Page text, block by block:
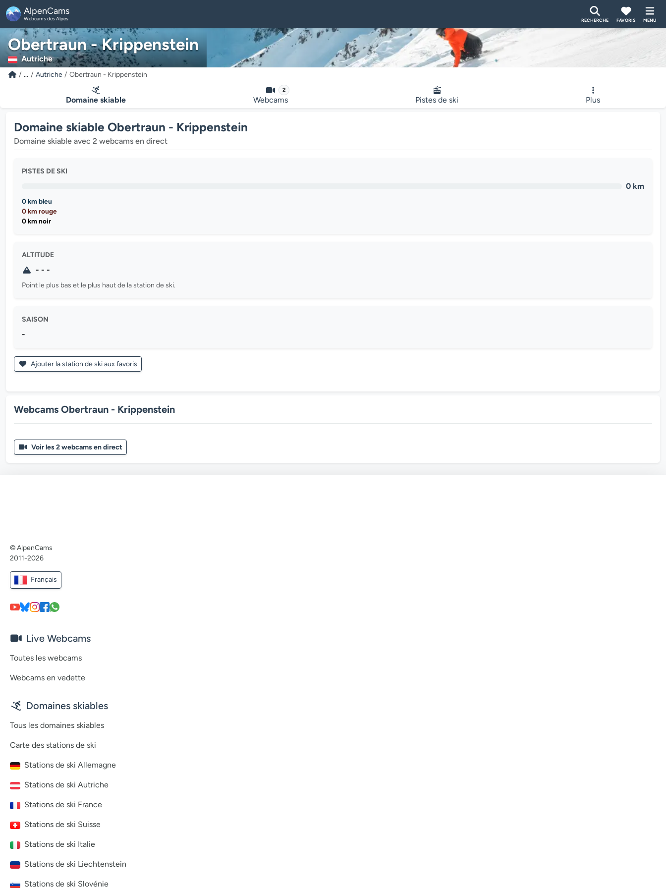
AlpenCams
Webcams des Alpes RECHERCHE FAVORIS MENU
Obertraun - Krippenstein
Autriche
... Autriche Obertraun - Krippenstein
Domaine skiable
2
Webcams Pistes de ski Plus
Domaine skiable Obertraun - Krippenstein
Domaine skiable avec 2 webcams en direct
PISTES DE SKI
0 km
0 km bleu
0 km rouge
0 km noir
ALTITUDE
- - -
Point le plus bas et le plus haut de la station de ski.
SAISON
-
Ajouter la station de ski aux favoris
Webcams Obertraun - Krippenstein
Voir les 2 webcams en direct
© AlpenCams
2011-2026
Français
Live Webcams
Toutes les webcams
Webcams en vedette
Domaines skiables
Tous les domaines skiables
Carte des stations de ski
Stations de ski Allemagne
Stations de ski Autriche
Stations de ski France
Stations de ski Suisse
Stations de ski Italie
Stations de ski Liechtenstein
Stations de ski Slovénie